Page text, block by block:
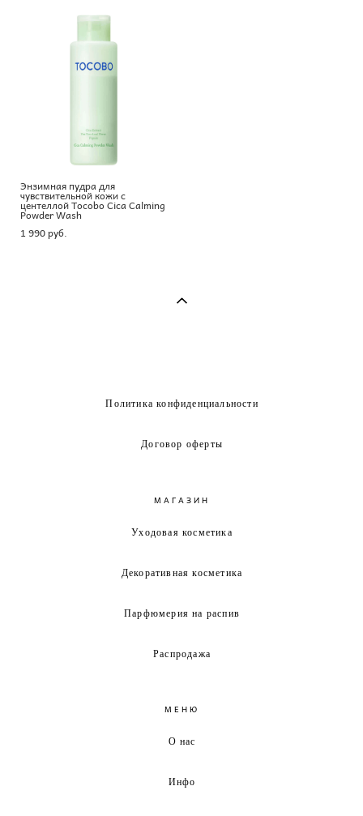
Энзимная пудра для
чувствительной кожи с
центеллой Tocobo Cica Calming
Powder Wash
1 990 pуб.
Политика конфиденциальности
Договор оферты
МАГАЗИН
Уходовая косметика
Декоративная косметика
Парфюмерия на распив
Распродажа
МЕНЮ
О нас
Инфо